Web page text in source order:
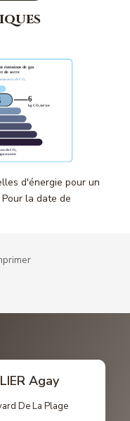
d'énergie pour un
la date de
Agay
De La Plage